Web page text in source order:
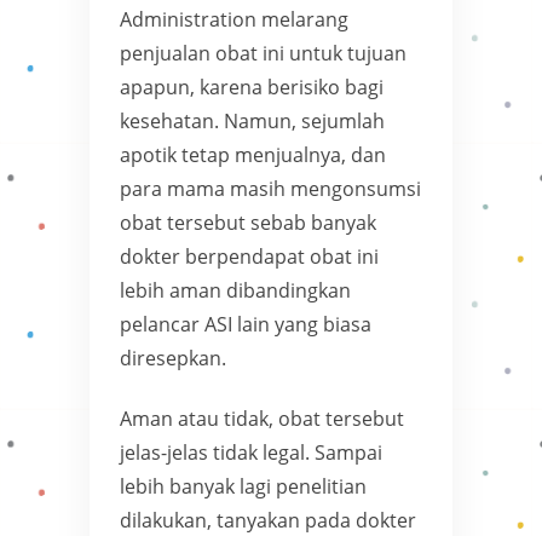
Administration melarang
penjualan obat ini untuk tujuan
apapun, karena berisiko bagi
kesehatan. Namun, sejumlah
apotik tetap menjualnya, dan
para mama masih mengonsumsi
obat tersebut sebab banyak
dokter berpendapat obat ini
lebih aman dibandingkan
pelancar ASI lain yang biasa
diresepkan.
Aman atau tidak, obat tersebut
jelas-jelas tidak legal. Sampai
lebih banyak lagi penelitian
dilakukan, tanyakan pada dokter